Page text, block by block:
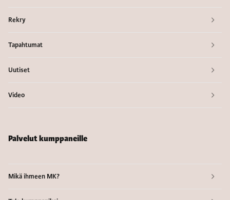
Rekry
Tapahtumat
Uutiset
Video
Palvelut kumppaneille
Mikä ihmeen MK?